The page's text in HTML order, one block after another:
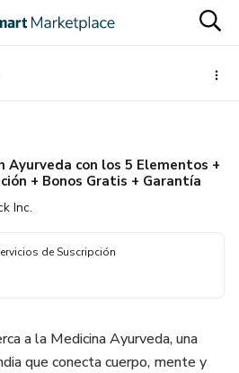
Ayurveda con los 5 Elementos +
+ Bonos Gratis + Garantía
Inc.
de Suscripción
a la Medicina Ayurveda, una
que conecta cuerpo, mente y